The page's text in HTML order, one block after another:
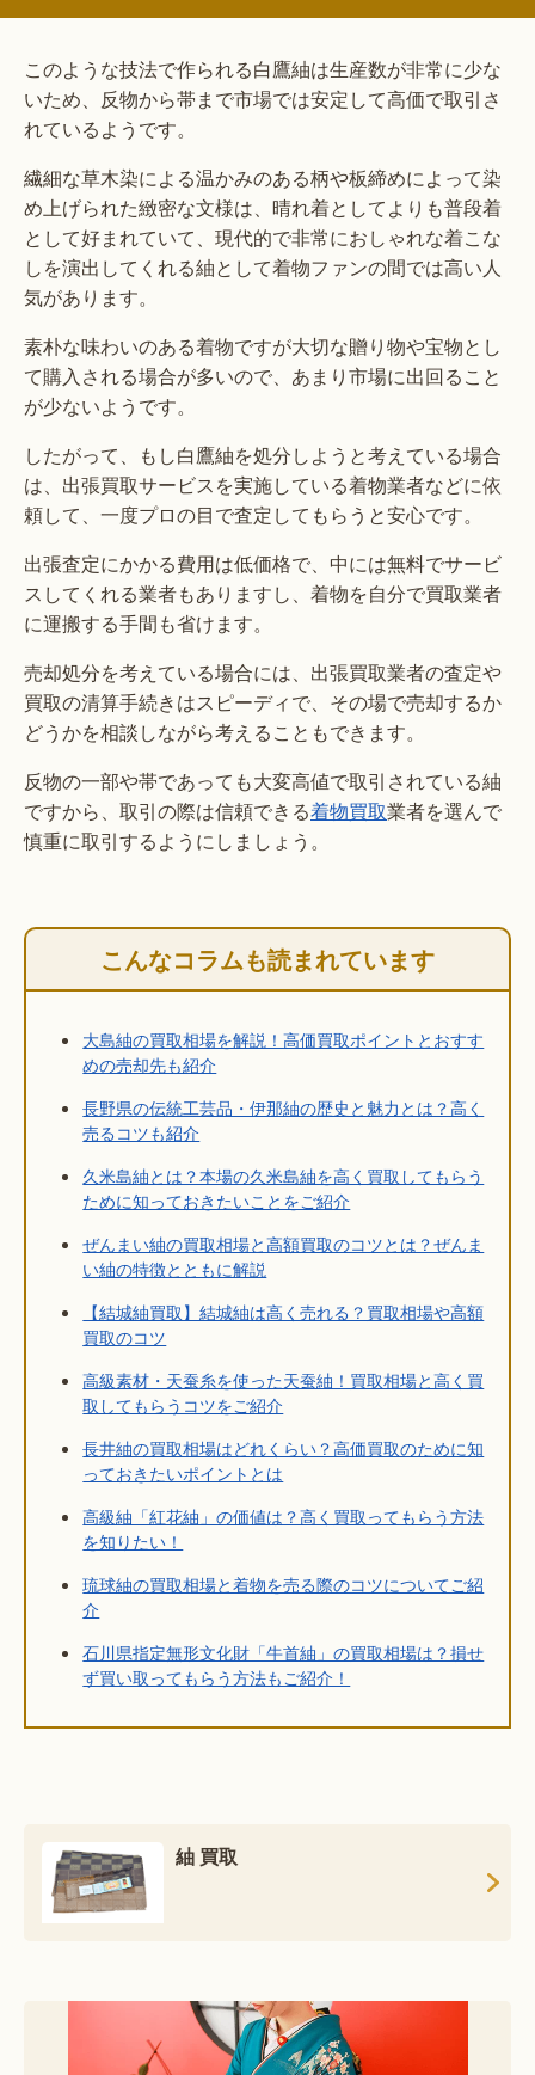
このような技法で作られる白鷹紬は生産数が非常に少な
いため、反物から帯まで市場では安定して高価で取引さ
れているようです。
繊細な草木染による温かみのある柄や板締めによって染
め上げられた緻密な文様は、晴れ着としてよりも普段着
として好まれていて、現代的で非常におしゃれな着こな
しを演出してくれる紬として着物ファンの間では高い人
気があります。
素朴な味わいのある着物ですが大切な贈り物や宝物とし
て購入される場合が多いので、あまり市場に出回ること
が少ないようです。
したがって、もし白鷹紬を処分しようと考えている場合
は、出張買取サービスを実施している着物業者などに依
頼して、一度プロの目で査定してもらうと安心です。
出張査定にかかる費用は低価格で、中には無料でサービ
スしてくれる業者もありますし、着物を自分で買取業者
に運搬する手間も省けます。
売却処分を考えている場合には、出張買取業者の査定や
買取の清算手続きはスピーディで、その場で売却するか
どうかを相談しながら考えることもできます。
反物の一部や帯であっても大変高値で取引されている紬
ですから、取引の際は信頼できる着物買取業者を選んで
慎重に取引するようにしましょう。
こんなコラムも読まれています
大島紬の買取相場を解説！高価買取ポイントとおすす
めの売却先も紹介
長野県の伝統工芸品・伊那紬の歴史と魅力とは？高く
売るコツも紹介
久米島紬とは？本場の久米島紬を高く買取してもらう
ために知っておきたいことをご紹介
ぜんまい紬の買取相場と高額買取のコツとは？ぜんま
い紬の特徴とともに解説
【結城紬買取】結城紬は高く売れる？買取相場や高額
買取のコツ
高級素材・天蚕糸を使った天蚕紬！買取相場と高く買
取してもらうコツをご紹介
長井紬の買取相場はどれくらい？高価買取のために知
っておきたいポイントとは
高級紬「紅花紬」の価値は？高く買取ってもらう方法
を知りたい！
琉球紬の買取相場と着物を売る際のコツについてご紹
介
石川県指定無形文化財「牛首紬」の買取相場は？損せ
ず買い取ってもらう方法もご紹介！
紬 買取